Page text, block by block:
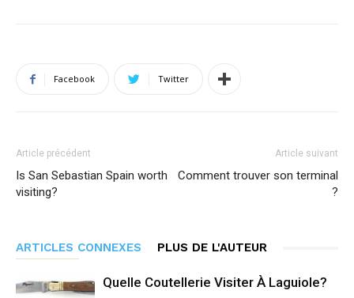
Facebook Twitter
Article précédent
Is San Sebastian Spain worth
visiting?
Article suivant
Comment trouver son terminal
?
ARTICLES CONNEXES PLUS DE L'AUTEUR
Quelle Coutellerie Visiter À Laguiole?